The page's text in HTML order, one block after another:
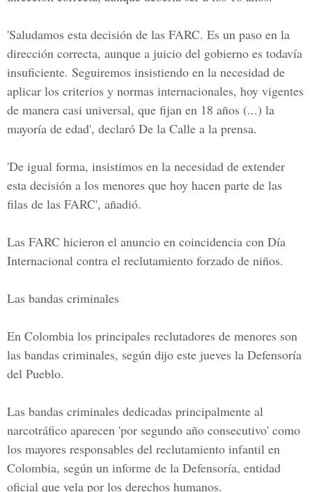
'Saludamos esta decisión de las FARC. Es un paso en la
dirección correcta, aunque a juicio del gobierno es todavía
insuficiente. Seguiremos insistiendo en la necesidad de
aplicar los criterios y normas internacionales, hoy vigentes
de manera casi universal, que fijan en 18 años (...) la
mayoría de edad', declaró De la Calle a la prensa.
'De igual forma, insistimos en la necesidad de extender
esta decisión a los menores que hoy hacen parte de las
filas de las FARC', añadió.
Las FARC hicieron el anuncio en coincidencia con Día
Internacional contra el reclutamiento forzado de niños.
Las bandas criminales
En Colombia los principales reclutadores de menores son
las bandas criminales, según dijo este jueves la Defensoría
del Pueblo.
Las bandas criminales dedicadas principalmente al
narcotráfico aparecen 'por segundo año consecutivo' como
los mayores responsables del reclutamiento infantil en
Colombia, según un informe de la Defensoría, entidad
oficial que vela por los derechos humanos.